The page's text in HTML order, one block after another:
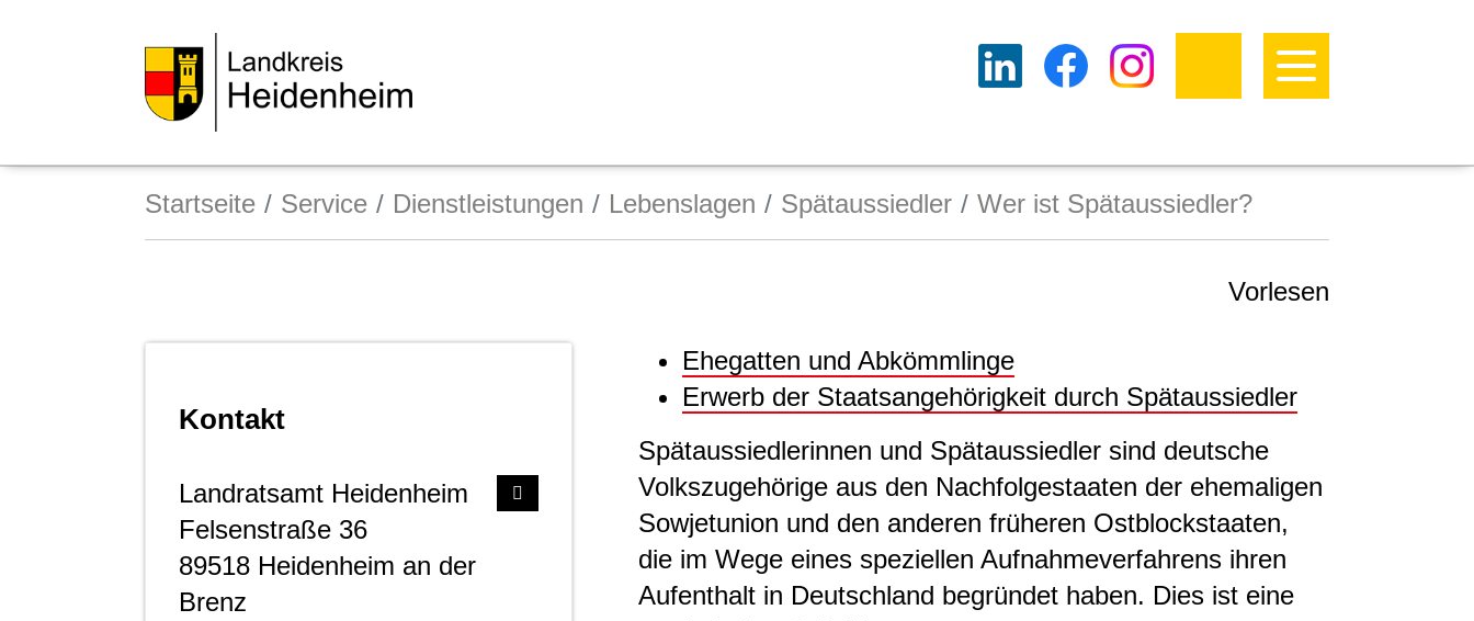
Startseite Service Dienstleistungen Lebenslagen Spätaussiedler Wer ist Spätaussiedler?
Vorlesen
Kontakt
Landratsamt Heidenheim
Felsenstraße 36
89518 Heidenheim an der
Brenz
Ehegatten und Abkömmlinge
Erwerb der Staatsangehörigkeit durch Spätaussiedler
Spätaussiedlerinnen und Spätaussiedler sind deutsche
Volkszugehörige aus den Nachfolgestaaten der ehemaligen
Sowjetunion und den anderen früheren Ostblockstaaten,
die im Wege eines speziellen Aufnahmeverfahrens ihren
Aufenthalt in Deutschland begründet haben. Dies ist eine